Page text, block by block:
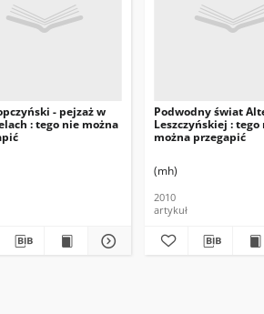
- pejzaż w
: tego nie można
Podwodny świat
Leszczyńskiej : tego
można przegapić
(mh)
2010
artykuł